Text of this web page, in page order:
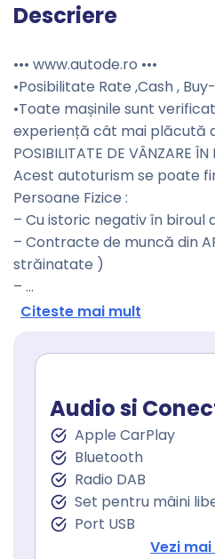
Descriere
••• www.autode.ro •••
•Posibilitate Rate ,Cash ,
•Toate mașinile sunt
experiență cât mai plăcută
POSIBILITATE DE VÂNZARE ÎN
Acest autoturism se poate
Persoane Fizice :
– Cu istoric negativ în biroul
– Contracte de muncă din
străinatate )
– ...
Citeste mai mult
Audio si
Apple CarPlay
Bluetooth
Radio DAB
Set pentru mâini
Port USB
Sistem de navigare
Vezi